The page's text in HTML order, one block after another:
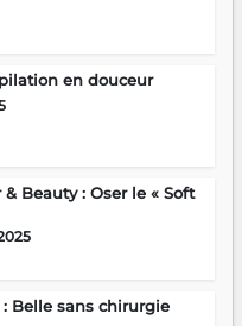
en douceur
Beauty : Oser le « Soft
: Belle sans chirurgie